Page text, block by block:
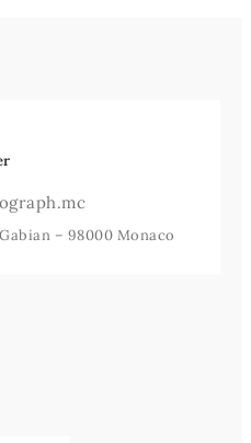
– 98000 Monaco